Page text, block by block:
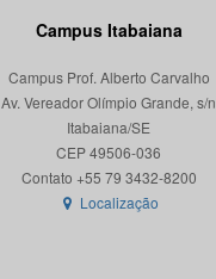
Campus Itabaiana
Campus Prof. Alberto Carvalho
Av. Vereador Olímpio Grande, s/n
Itabaiana/SE
CEP 49506-036
Localização